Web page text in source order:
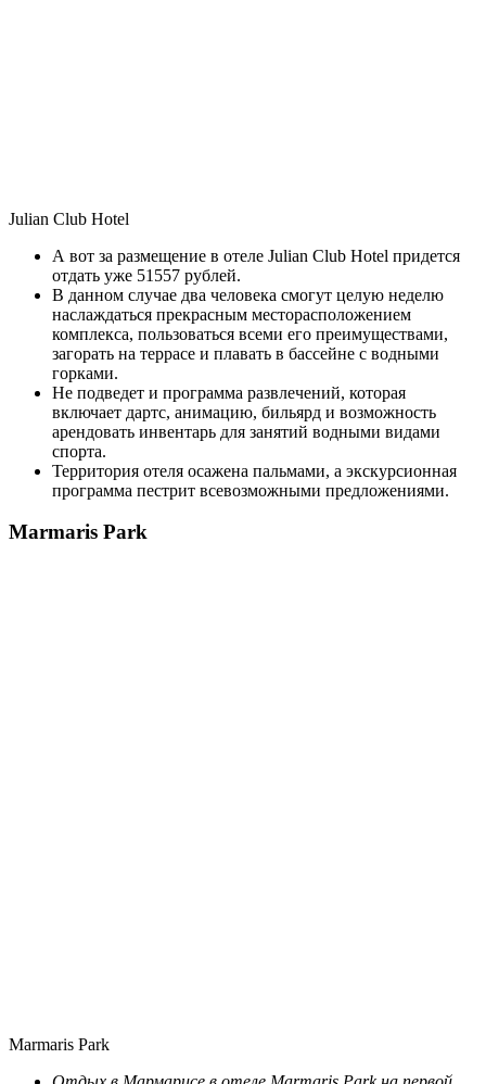
Julian Club Hotel
А вот за размещение в отеле Julian Club Hotel придется
отдать уже 51557 рублей.
В данном случае два человека смогут целую неделю
наслаждаться прекрасным месторасположением
комплекса, пользоваться всеми его преимуществами,
загорать на террасе и плавать в бассейне с водными
горками.
Не подведет и программа развлечений, которая
включает дартс, анимацию, бильярд и возможность
арендовать инвентарь для занятий водными видами
спорта.
Территория отеля осажена пальмами, а экскурсионная
программа пестрит всевозможными предложениями.
Marmaris Park
Marmaris Park